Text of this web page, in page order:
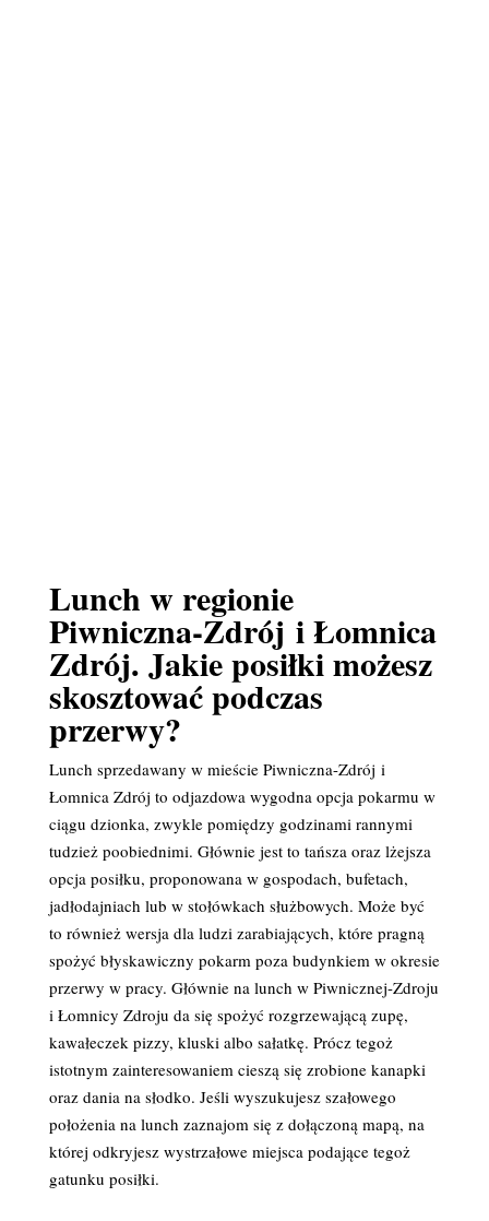
Lunch w regionie
Piwniczna-Zdrój i Łomnica
Zdrój. Jakie posiłki możesz
skosztować podczas
przerwy?
Lunch sprzedawany w mieście Piwniczna-Zdrój i
Łomnica Zdrój to odjazdowa wygodna opcja pokarmu w
ciągu dzionka, zwykle pomiędzy godzinami rannymi
tudzież poobiednimi. Głównie jest to tańsza oraz lżejsza
opcja posiłku, proponowana w gospodach, bufetach,
jadłodajniach lub w stołówkach służbowych. Może być
to również wersja dla ludzi zarabiających, które pragną
spożyć błyskawiczny pokarm poza budynkiem w okresie
przerwy w pracy. Głównie na lunch w Piwnicznej-Zdroju
i Łomnicy Zdroju da się spożyć rozgrzewającą zupę,
kawałeczek pizzy, kluski albo sałatkę. Prócz tegoż
istotnym zainteresowaniem cieszą się zrobione kanapki
oraz dania na słodko. Jeśli wyszukujesz szałowego
położenia na lunch zaznajom się z dołączoną mapą, na
której odkryjesz wystrzałowe miejsca podające tegoż
gatunku posiłki.